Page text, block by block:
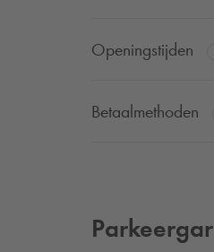
Openingstijden
Betaalmethoden